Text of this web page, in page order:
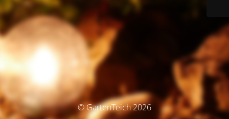
© GartenTeich 2026